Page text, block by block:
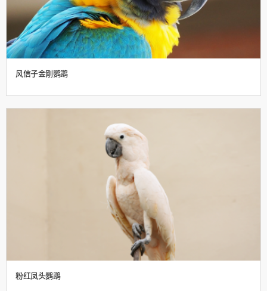
风信子金刚鹦鹉
粉红凤头鹦鹉